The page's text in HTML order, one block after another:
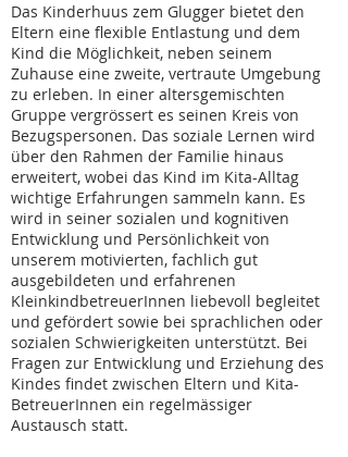
Das Kinderhuus zem Glugger bietet den
Eltern eine flexible Entlastung und dem
Kind die Möglichkeit, neben seinem
Zuhause eine zweite, vertraute Umgebung
zu erleben. In einer altersgemischten
Gruppe vergrössert es seinen Kreis von
Bezugspersonen. Das soziale Lernen wird
über den Rahmen der Familie hinaus
erweitert, wobei das Kind im Kita-Alltag
wichtige Erfahrungen sammeln kann. Es
wird in seiner sozialen und kognitiven
Entwicklung und Persönlichkeit von
unserem motivierten, fachlich gut
ausgebildeten und erfahrenen
KleinkindbetreuerInnen liebevoll begleitet
und gefördert sowie bei sprachlichen oder
sozialen Schwierigkeiten unterstützt. Bei
Fragen zur Entwicklung und Erziehung des
Kindes findet zwischen Eltern und Kita-
BetreuerInnen ein regelmässiger
Austausch statt.